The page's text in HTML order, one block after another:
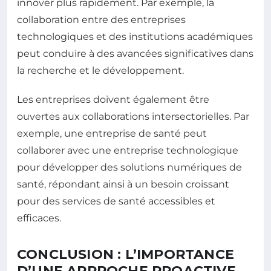
innover plus rapidement. Par exemple, la
collaboration entre des entreprises
technologiques et des institutions académiques
peut conduire à des avancées significatives dans
la recherche et le développement.
Les entreprises doivent également être
ouvertes aux collaborations intersectorielles. Par
exemple, une entreprise de santé peut
collaborer avec une entreprise technologique
pour développer des solutions numériques de
santé, répondant ainsi à un besoin croissant
pour des services de santé accessibles et
efficaces.
CONCLUSION : L’IMPORTANCE